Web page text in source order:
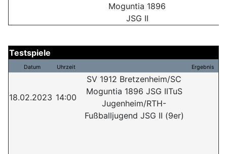
Moguntia 1896
JSG II
Testspiele
Datum Uhrzeit Ergebnis
18.02.2023 14:00
SV 1912 Bretzenheim/SC
Moguntia 1896 JSG IITuS
Jugenheim/RTH-
Fußballjugend JSG II (9er)